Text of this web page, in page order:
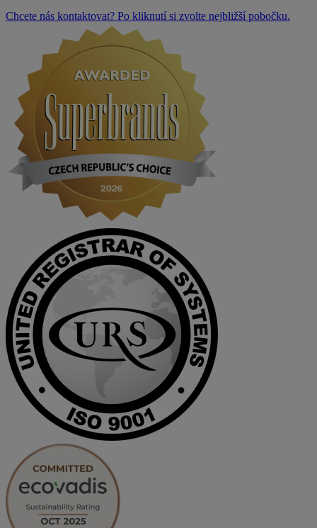
Chcete nás kontaktovat? Po kliknutí si zvolte nejbližší pobočku.